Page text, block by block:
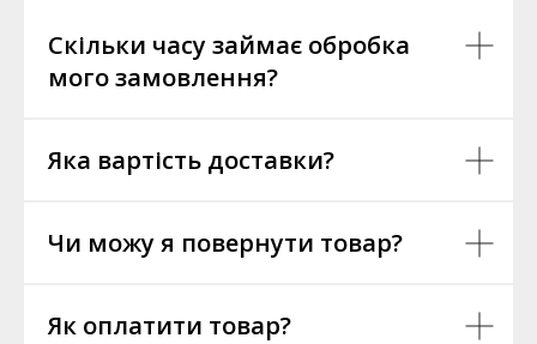
Скільки часу займає обробка
мого замовлення?
Яка вартість доставки?
Чи можу я повернути товар?
Як оплатити товар?